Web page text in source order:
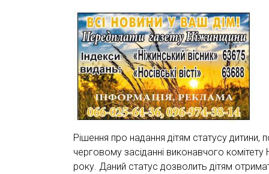
Рішення про надання дітям статусу дитини,
черговому засіданні виконавчого
року. Даний статус дозволить дітям